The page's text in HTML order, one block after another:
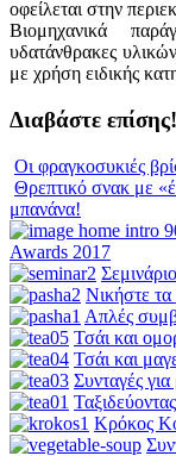
οφείλεται στην
Βιομηχανικά
υδατάνθρακες
με χρήση ειδικής
Διαβάστε επίσης!
Οι φραγκοσυκιές
Θρεπτικό σνακ με
μπανάνα!
Awards 2017
Νικήστε τα
Απλές
Τσάι και
Τσάι και
Συνταγές
Κρόκος